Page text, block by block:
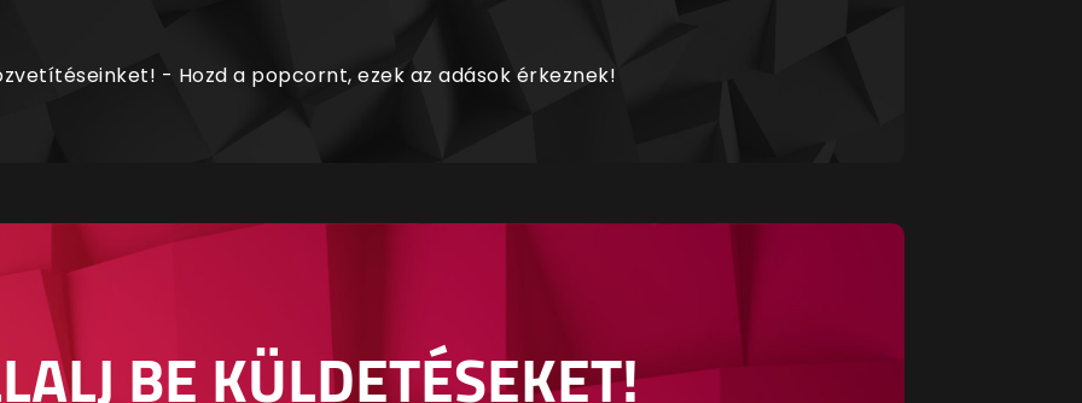
- Hozd a popcornt, ezek az adások érkeznek!
BE KÜLDETÉSEKET!